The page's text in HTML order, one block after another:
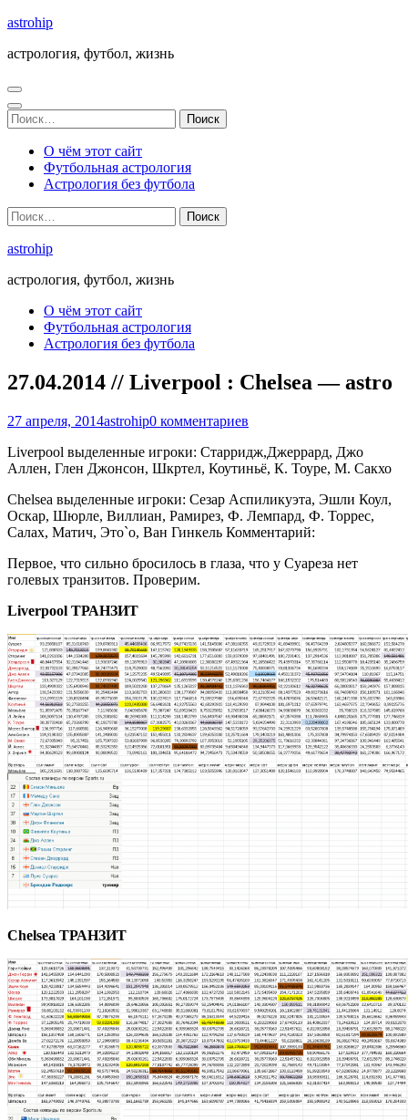
Перейти
содержимому
Enter)
astrohip
астрология, футбол, жизнь
Найти:
О чём этот сайт
Футбольная астрология
Астрология без футбола
Найти:
astrohip
астрология, футбол, жизнь
О чём этот сайт
Футбольная астрология
Астрология без футбола
27.04.2014 // Liverpool : Chelsea — astro
27 апреля, 2014astrohip0 комментариев
Liverpool выделенные игроки: Старридж,Джеррард, Джо
Аллен, Глен Джонсон, Шкртел, Коутиньё, К. Тоуре, М. Сакхо
Chelsea выделенные игроки: Сезар Аспиликуэта, Эшли Коул,
Оскар, Шюрле, Виллиан, Рамирез, Ф. Лемпард, Ф. Торрес,
Салах, Матич, Это`о, Ван Гинкель Комментарий:
Первое, что сильно бросилось в глаза, что у Суареза нет
голевых транзитов. Проверим.
Liverpool ТРАНЗИТ
Chelsea ТРАНЗИТ